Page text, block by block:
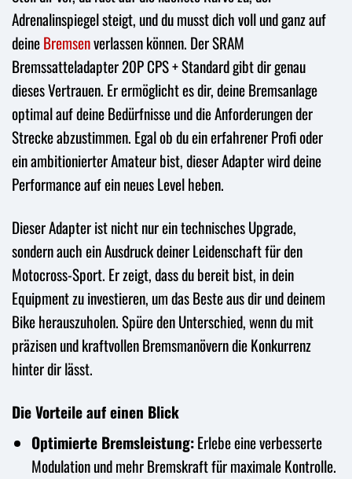
Adrenalinspiegel steigt, und du musst dich voll und ganz auf
deineBremsenverlassen können. Der SRAM
Bremssatteladapter 20P CPS + Standard gibt dir genau
dieses Vertrauen. Er ermöglicht es dir, deine Bremsanlage
optimal auf deine Bedürfnisse und die Anforderungen der
Strecke abzustimmen. Egal ob du ein erfahrener Profi oder
ein ambitionierter Amateur bist, dieser Adapter wird deine
Performance auf ein neues Level heben.
Dieser Adapter ist nicht nur ein technisches Upgrade,
sondern auch ein Ausdruck deiner Leidenschaft für den
Motocross-Sport. Er zeigt, dass du bereit bist, in dein
Equipment zu investieren, um das Beste aus dir und deinem
Bike herauszuholen. Spüre den Unterschied, wenn du mit
präzisen und kraftvollen Bremsmanövern die Konkurrenz
hinter dir lässt.
Die Vorteile auf einen Blick
Optimierte Bremsleistung:Erlebe eine verbesserte
Modulation und mehr Bremskraft für maximale Kontrolle.